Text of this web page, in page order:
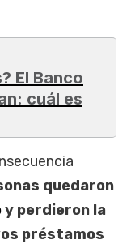
El Banco
cuál es
quedaron
y perdieron la
préstamos